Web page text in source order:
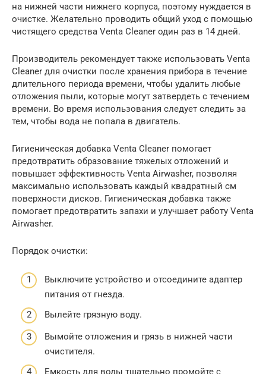
на нижней части нижнего корпуса, поэтому нуждается в
очистке. Желательно проводить общий уход с помощью
чистящего средства Venta Cleaner один раз в 14 дней.
Производитель рекомендует также использовать Venta
Cleaner для очистки после хранения прибора в течение
длительного периода времени, чтобы удалить любые
отложения пыли, которые могут затвердеть с течением
времени. Во время использования следует следить за
тем, чтобы вода не попала в двигатель.
Гигиеническая добавка Venta Cleaner помогает
предотвратить образование тяжелых отложений и
повышает эффективность Venta Airwasher, позволяя
максимально использовать каждый квадратный см
поверхности дисков. Гигиеническая добавка также
помогает предотвратить запахи и улучшает работу Venta
Airwasher.
Порядок очистки:
Выключите устройство и отсоедините адаптер
питания от гнезда.
Вылейте грязную воду.
Вымойте отложения и грязь в нижней части
очистителя.
Емкость для воды тщательно промойте с